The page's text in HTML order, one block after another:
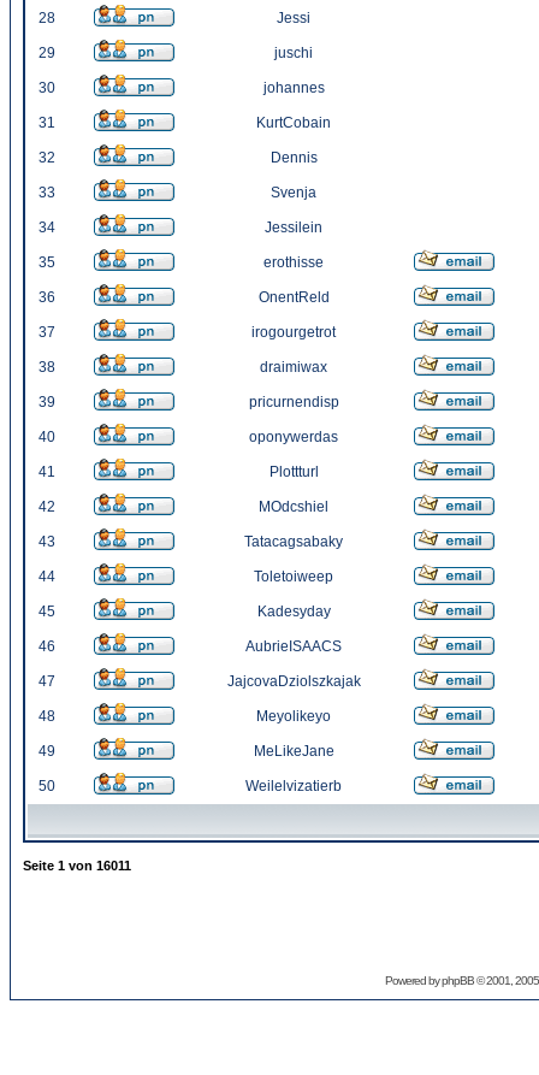
28 Jessi
29 juschi
30 johannes
31 KurtCobain
32 Dennis
33 Svenja
34 Jessilein
35 erothisse
36 OnentReld
37 irogourgetrot
38 draimiwax
39 pricurnendisp
40 oponywerdas
41 Plottturl
42 MOdcshiel
43 Tatacagsabaky
44 Toletoiweep
45 Kadesyday
46 AubrieISAACS
47 JajcovaDziolszkajak
48 Meyolikeyo
49 MeLikeJane
50 Weilelvizatierb
Seite 1 von 16011
Powered byphpBB© 2001,